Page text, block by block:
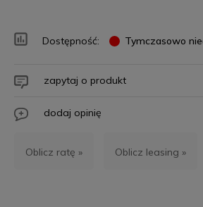
Dostępność: Tymczasowo
zapytaj o produkt
dodaj opinię
Oblicz ratę » Oblicz leasing »